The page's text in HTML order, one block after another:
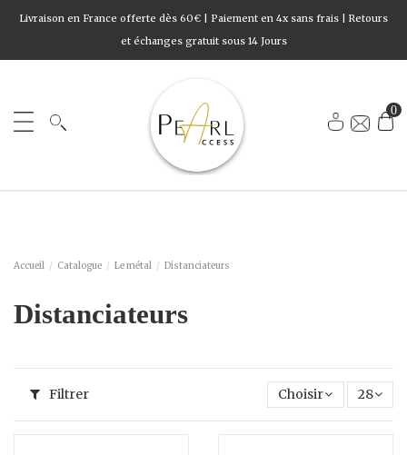
Livraison en France offerte dès 60€ | Paiement en 4x sans frais | Retours
et échanges gratuit sous 14 Jours
0
Accueil Catalogue Le métal Distanciateurs
Distanciateurs
Filtrer Choisir 28